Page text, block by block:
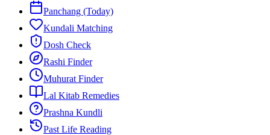
Panchang (Today)
Kundali Matching
Dosh Check
Rashi Finder
Muhurat Finder
Lal Kitab Remedies
Prashna Kundli
Past Life Reading